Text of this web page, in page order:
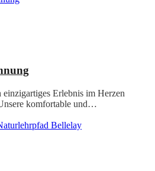
einzigartiges Erlebnis im Herzen
komfortable und…